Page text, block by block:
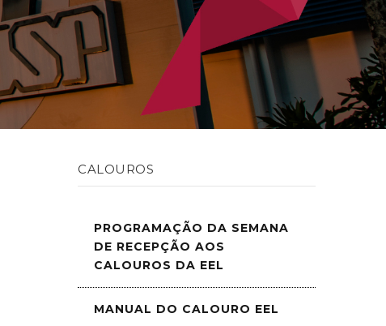
CALOUROS
PROGRAMAÇÃO DA SEMANA
DE RECEPÇÃO AOS
CALOUROS DA EEL
MANUAL DO CALOURO EEL